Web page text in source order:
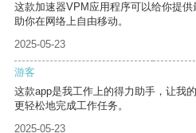
这款加速器VPM应用程序可以给你提
助你在网络上自由移动。
2025-05-23
游客
这款app是我工作上的得力助手，让我
更轻松地完成工作任务。
2025-05-23